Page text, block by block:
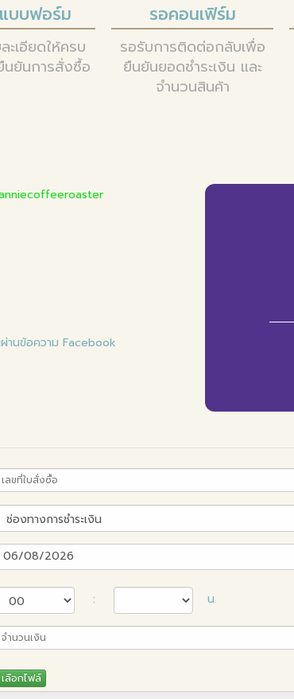
บบฟอร์ม
ะเอียดให้ครบ
นยันการสั่งซื้อ
รอคอนเฟิร์ม
รอรับการติดต่อกลับเพื่อ
ยืนยันยอดชำระเงิน และ
จำนวนสินค้า
ผ่านข้อความ Facebook
06/08/2026
: น.
เลือกไฟล์